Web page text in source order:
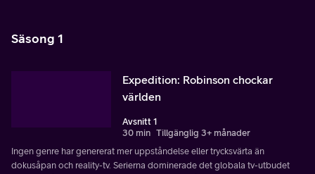
Säsong 1
Expedition: Robinson chockar
världen
Avsnitt 1
30 min Tillgänglig 3+ månader
Ingen genre har genererat mer uppståndelse eller trycksvärta än
dokusåpan och reality-tv. Serierna dominerade det globala tv-utbudet